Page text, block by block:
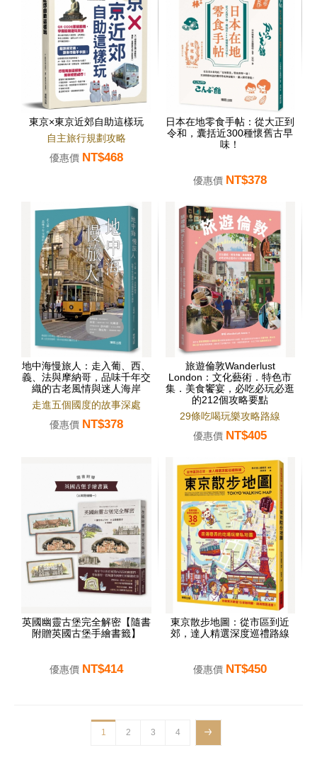
東京×東京近郊自助這樣玩
自主旅行規劃攻略
優惠價 NT$468
日本在地零食手帖：從大正到
令和，囊括近300種懷舊古早
味！
優惠價 NT$378
地中海慢旅人：走入葡、西、
義、法與摩納哥，品味千年交
織的古老風情與迷人海岸
走進五個國度的故事深處
優惠價 NT$378
旅遊倫敦Wanderlust
London：文化藝術．特色市
集．美食饗宴，必吃必玩必逛
的212個攻略要點
29條吃喝玩樂攻略路線
優惠價 NT$405
英國幽靈古堡完全解密【隨書
附贈英國古堡手繪書籤】
優惠價 NT$414
東京散步地圖：從市區到近
郊，達人精選深度巡禮路線
優惠價 NT$450
1 2 3 4